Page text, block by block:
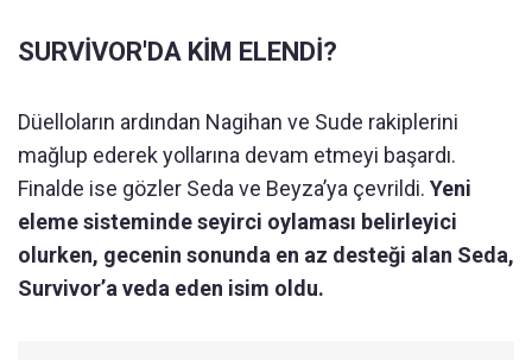
SURVİVOR'DA KİM ELENDİ?
Düelloların ardından Nagihan ve Sude rakiplerini
mağlup ederek yollarına devam etmeyi başardı.
Finalde ise gözler Seda ve Beyza’ya çevrildi. Yeni
eleme sisteminde seyirci oylaması belirleyici
olurken, gecenin sonunda en az desteği alan Seda,
Survivor’a veda eden isim oldu.